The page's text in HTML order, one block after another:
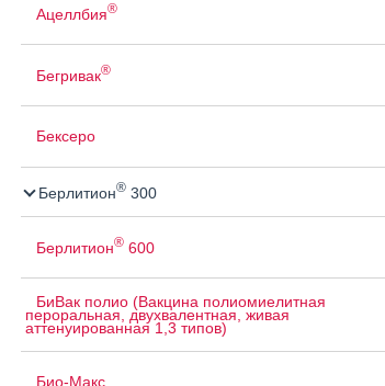
Ацеллбия®
Бегривак®
Бексеро
Берлитион®300
Берлитион®600
БиВак полио (Вакцина полиомиелитная
пероральная, двухвалентная, живая
аттенуированная 1,3 типов)
Био-Макс